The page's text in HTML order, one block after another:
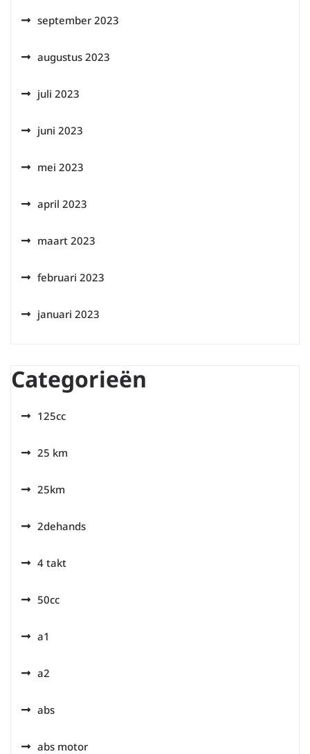
september 2023
augustus 2023
juli 2023
juni 2023
mei 2023
april 2023
maart 2023
februari 2023
januari 2023
Categorieën
125cc
25 km
25km
2dehands
4 takt
50cc
a1
a2
abs
abs motor